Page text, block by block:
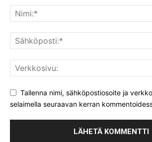
Tallenna nimi, sähköpostiosoite ja
selaimella seuraavan kerran